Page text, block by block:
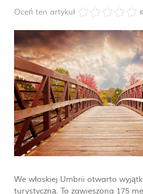
Oceń ten artykuł
We włoskiej Umbrii otwarto
turystyczną. To zawieszona 175